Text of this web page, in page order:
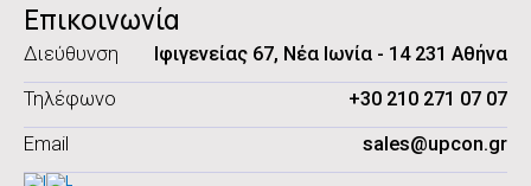
Επικοινωνία
Διεύθυνση
Ιφιγενείας 67, Νέα Ιωνία - 14 231 Αθήνα
Τηλέφωνο
+30 210 271 07 07
Email
sales@upcon.gr